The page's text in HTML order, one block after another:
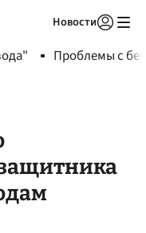
Новости
Проблемы с